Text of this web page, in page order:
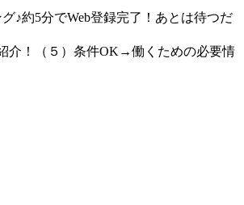
♪約5分でWeb登録完了！あとは待つだ
介！（５）条件OK→働くための必要情